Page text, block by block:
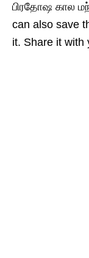
பிரதோஷ கால
can also save
it. Share it